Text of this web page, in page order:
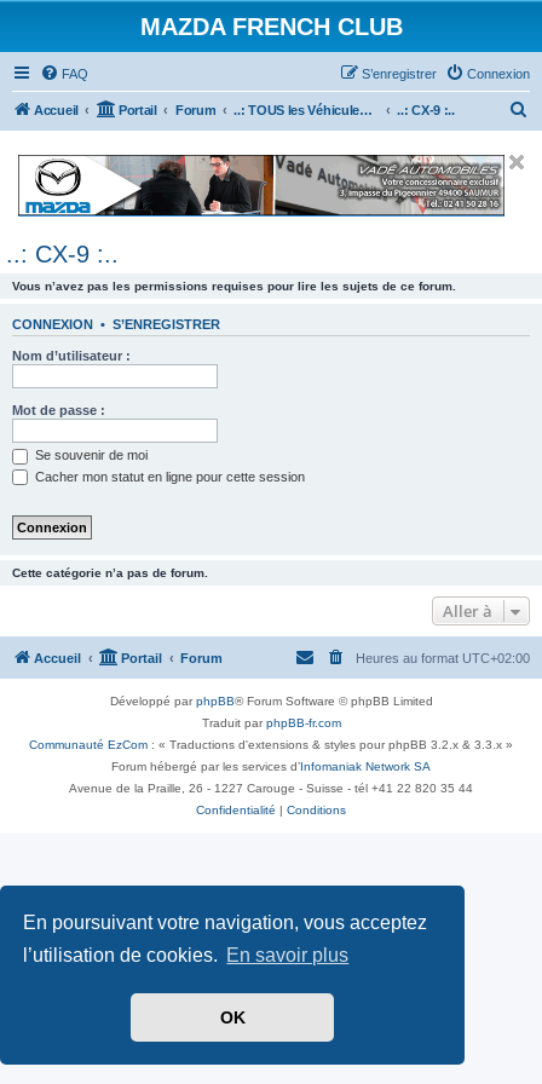
En poursuivant votre navigation, vous acceptez
l’utilisation de cookies. En savoir plus
OK
MAZDA FRENCH CLUB
FAQ Connexion
S’enregistrer
Accueil Portail Forum ..: TOUS les Véhicules MAZDA :.. ..: CX-9 :..
e
..: CX-9 :..
Vous n’avez pas les permissions requises pour lire les sujets de ce forum.
CONNEXION • S’ENREGISTRER
Nom d’utilisateur :
Mot de passe :
Se souvenir de moi
Cacher mon statut en ligne pour cette session
Cette catégorie n’a pas de forum.
Aller à
Accueil Portail Forum Heures au format UTC+02:00
Développé parphpBB® Forum Software © phpBB Limited
Traduit parphpBB-fr.com
Communauté EzCom : « Traductions d'extensions & styles pour phpBB 3.2.x & 3.3.x »
Forum hébergé par les services d’ Infomaniak Network SA
Avenue de la Praille, 26 - 1227 Carouge - Suisse - tél +41 22 820 35 44
Confidentialité
Conditions